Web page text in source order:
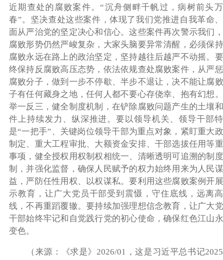
近期查处的腐败案件。“沉舟侧畔千帆过，病树前头
春”。坚决查处这些案件，体现了我们党推进自我革命
面从严治党的坚定决心和信心。这些案件再次警示我们
腐败形势仍然严峻复杂，大家头脑要异常清醒，必须保
腐败永远在路上的政治坚定，坚持越往后越严不动摇。
终保持反腐败高压态势，依法依规查处腐败案件，从严
腐败分子，做到一步不停歇、半步不退让，决不能让腐
子有任何藏身之地，任何人都不要心存侥幸、抱有幻想
举一反三，健全制度机制，在铲除腐败问题产生的土壤
件上持续发力、纵深推进。要以领导机关、领导干部
是“一把手”、关键岗位领导干部为重点对象，紧盯重大
制定、重大工程审批、大额资金安排、干部选拔任用等
事项，健全授权用权制权相统一、清晰透明可追溯的制
制，并强化监督，确保人民赋予的权力始终用来为人民
益，严防任性用权、以权谋私。要利用这些腐败案例开
示教育，让广大党员干部受到震慑，守住底线，远离
线，不再重蹈覆辙。要持续加强理想信念教育，让广大
干部始终牢记和自觉践行党的初心使命，确保红色江山
变色。
（来源：《求是》2026/01，这是习近平总书记